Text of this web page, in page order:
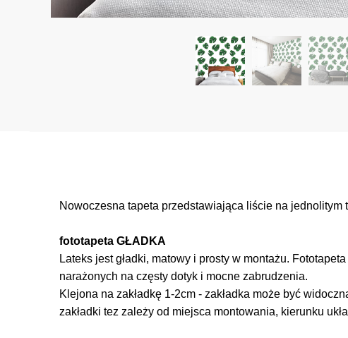
Nowoczesna tapeta przedstawiająca liście na
fototapeta GŁADKA
Lateks jest gładki, matowy i prosty w montażu.
narażonych na częsty dotyk i mocne zabrudzenia.
Klejona na zakładkę 1-2cm - zakładka może być
zakładki tez zależy od miejsca montowania, kierunku